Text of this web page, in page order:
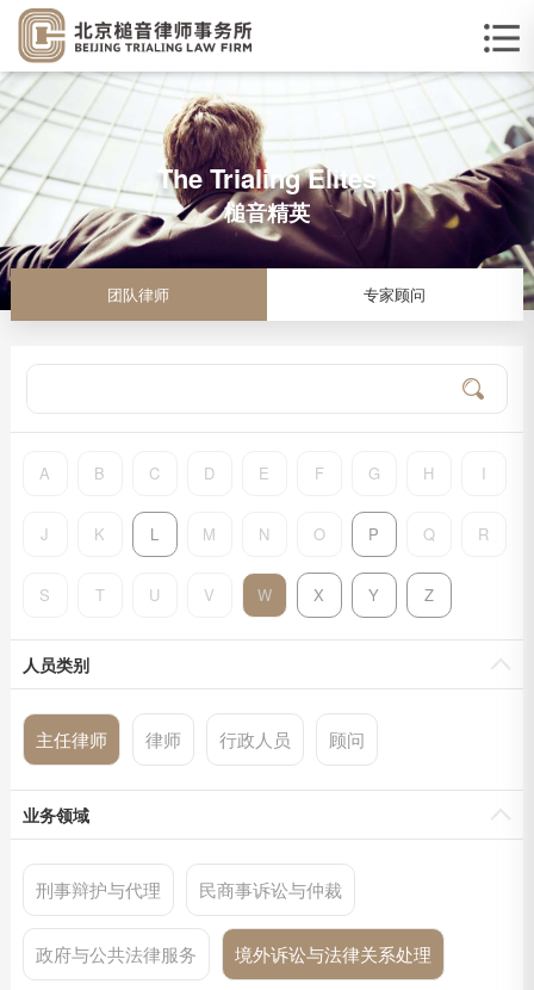
The Trialing Elites
槌音精英
团队律师 专家顾问
A B C D E F G H I
J K L M N O P Q R
S T U V W X Y Z
人员类别
主任律师 律师 行政人员 顾问
业务领域
刑事辩护与代理 民商事诉讼与仲裁
政府与公共法律服务 境外诉讼与法律关系处理